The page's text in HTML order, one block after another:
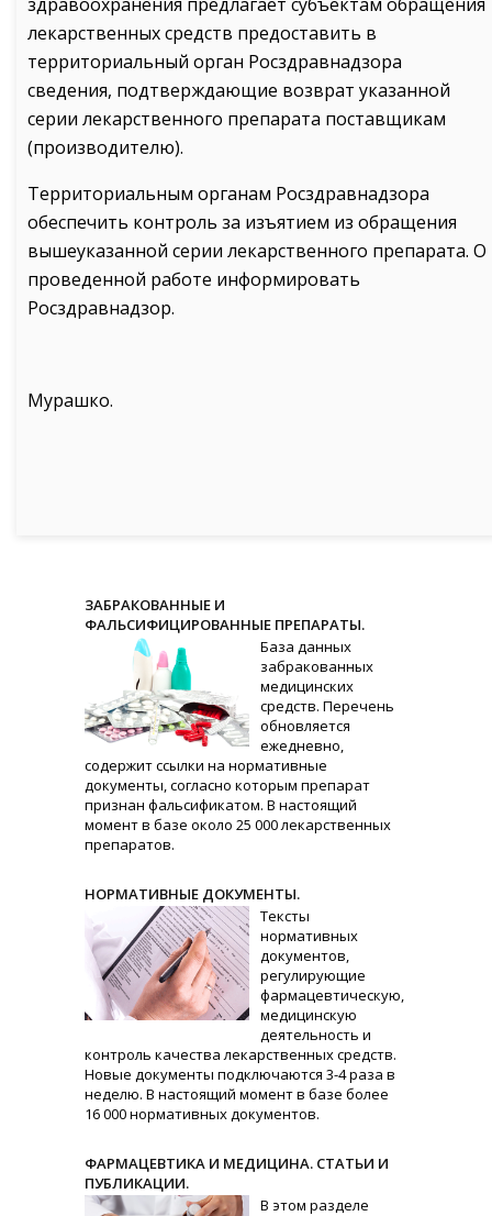
лекарственных средств предоставить в
территориальный орган Росздравнадзора
сведения, подтверждающие возврат указанной
серии лекарственного препарата поставщикам
(производителю).
Территориальным органам Росздравнадзора
обеспечить контроль за изъятием из обращения
вышеуказанной серии лекарственного препарата. О
проведенной работе информировать
Росздравнадзор.
Мурашко.
ЗАБРАКОВАННЫЕ И
ФАЛЬСИФИЦИРОВАННЫЕ ПРЕПАРАТЫ.
База данных
забракованных
медицинских
средств. Перечень
обновляется
ежедневно,
содержит ссылки на нормативные
документы, согласно которым препарат
признан фальсификатом. В настоящий
момент в базе около 25 000 лекарственных
препаратов.
НОРМАТИВНЫЕ ДОКУМЕНТЫ.
Тексты
нормативных
документов,
регулирующие
фармацевтическую,
медицинскую
деятельность и
контроль качества лекарственных средств.
Новые документы подключаются 3-4 раза в
неделю. В настоящий момент в базе более
16 000 нормативных документов.
ФАРМАЦЕВТИКА И МЕДИЦИНА. СТАТЬИ И
ПУБЛИКАЦИИ.
В этом разделе